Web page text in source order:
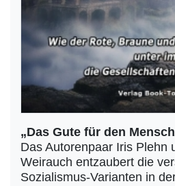
„Das Gute für den
Das Autorenpaar Iris Plehn
Weirauch entzaubert die
Sozialismus-Varianten in